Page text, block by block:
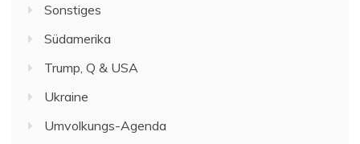
Sonstiges
Südamerika
Trump, Q & USA
Ukraine
Umvolkungs-Agenda